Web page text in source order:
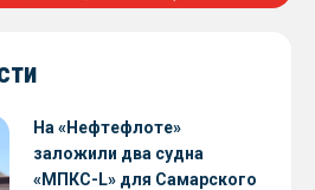
На «Нефтефлоте»
заложили два судна
«МПКС-L» для Самарского